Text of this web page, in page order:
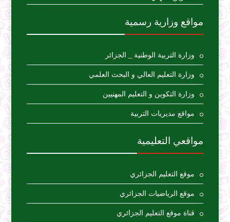
مواقع وزارية رسمية
وزارة التربية الوطنية _ الجزائر
وزارة التعليم العالي و البحث العلمي
وزارة التكوين و التعليم المهنيين
مواقع مديريات التربية
مواقعي التعليمية
موقع التعليم الجزائري
موقع الرياضيات الجزائري
قناة موقع التعليم الجزائري